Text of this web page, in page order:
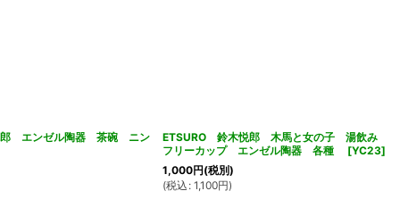
郎 エンゼル陶器 茶碗 ニン
ETSURO 鈴木悦郎 木馬と女の子 湯飲み
フリーカップ エンゼル陶器 各種
[YC23]
1,000円(税別)
(税込 : 1,100円)